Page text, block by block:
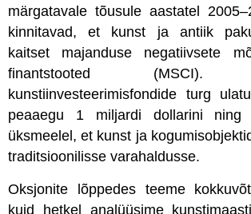
märgatavale tõusule aastatel
kinnitavad, et kunst ja antiik
kaitset majanduse negatiivsete
finantstooted (MSCI).
kunstiinvesteerimisfondide turg
peaaegu 1 miljardi dollarini ning
üksmeelel, et kunst ja
traditsioonilisse varahaldusse.
Oksjonite lõppedes teeme
kuid hetkel analüüsime